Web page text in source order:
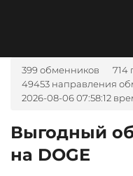
Pepe
POL ERC20
Qtum
ОТП Банк
RUB UAH
Почта Банк RUB
Приват24
399 обменников
714
49453 направления
2026-08-06 07:58:12
Выгодный
на DOGE